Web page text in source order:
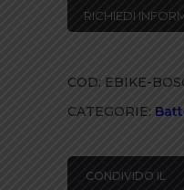
quantità
RICHIEDI
COD: EBIKE-
CATEGORIE:
CONDIVIDO IL